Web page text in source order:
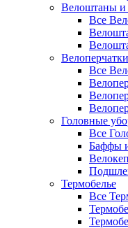
Велоштаны и
Все
Велоперчатки
Все
Головные
Все
Баффы
Термобелье
Все